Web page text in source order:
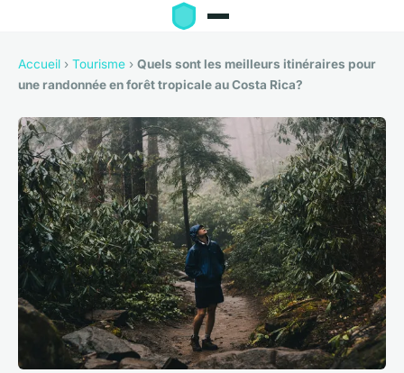
Accueil › Tourisme › Quels sont les meilleurs itinéraires pour
une randonnée en forêt tropicale au Costa Rica?